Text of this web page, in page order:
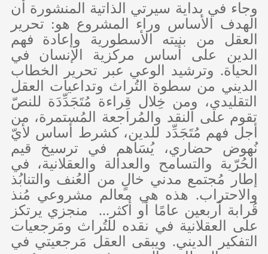
وجاء في بداية سيرتي الذاتية المنشورة أن
الهدف الأساس وراء المشروع هو: تحرير
العقل من بنيته الأسطورية وإعادة فهم
الدين على أساس مركزية الإنسان في
الحياة. وترشيد الوعي عبر تحرير الخطاب
الديني من سطوة التُراث وتداعيات العقل
التقليدي، ومن خِلال قِراءة مُتَجَدِّدَة للنصّ
تقوم على النقد والمُراجعة المُستمرة، من
أجل فهم مُتَجَدِّد للدين، كشرط أساس لأيّ
نُهوض حضاري، يُسَاهم في ترسيخ قيم
الحُرّية والتسامح والعدالة والعقلانية، في
إطار مُجتمع مدني خالٍ من العُنف والتنابُذ
والاحتراب. هذه هي معالم مشروعي مُنذ
قُرابة أربعين عامًا أو أكثر... منجزي يرتكز
على العقلانية في نقده للتُراث ومَرجعيات
التفكير الديني. ويبقى العقل مَرجعيتي في